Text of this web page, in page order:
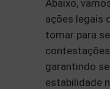
Abaixo,
ações legais
tomar para
garantindo
estabilidade